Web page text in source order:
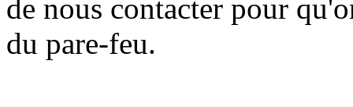
de nous contacter pour
du pare-feu.